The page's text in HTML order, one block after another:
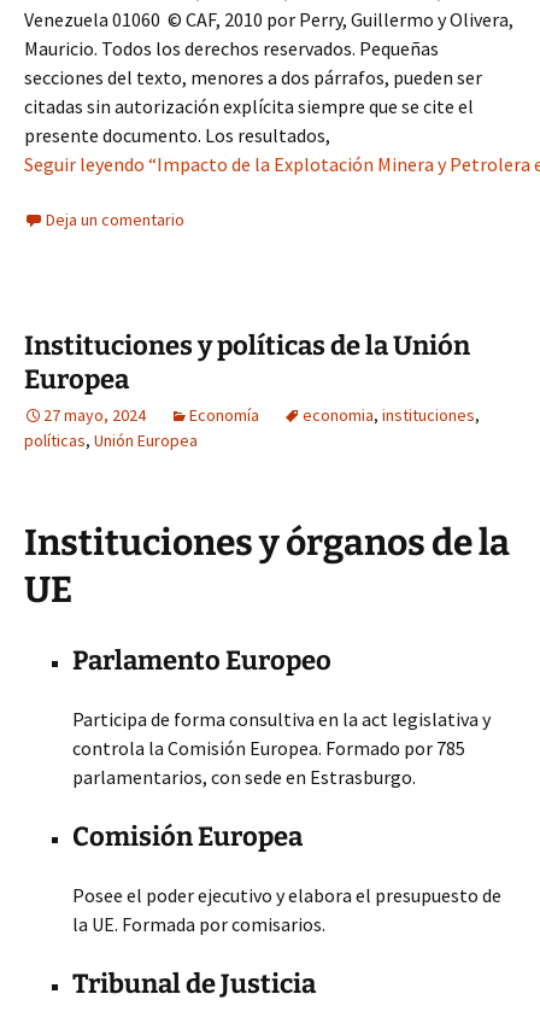
Venezuela 01060 © CAF, 2010 por Perry, Guillermo y Olivera,
Mauricio. Todos los derechos reservados. Pequeñas
secciones del texto, menores a dos párrafos, pueden ser
citadas sin autorización explícita siempre que se cite el
presente documento. Los resultados,
Seguir leyendo “Impacto de la Explotación Minera y Petrolera
Deja un comentario
Instituciones y políticas de la Unión
Europea
27 mayo, 2024 Economía economia, instituciones,
políticas, Unión Europea
Instituciones y órganos de la
UE
Parlamento Europeo
Participa de forma consultiva en la act legislativa y
controla la Comisión Europea. Formado por 785
parlamentarios, con sede en Estrasburgo.
Comisión Europea
Posee el poder ejecutivo y elabora el presupuesto de
la UE. Formada por comisarios.
Tribunal de Justicia